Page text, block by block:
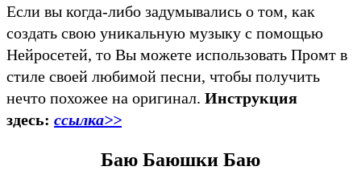
Если вы когда-либо задумывались о том, как
создать свою уникальную музыку с помощью
Нейросетей, то Вы можете использовать Промт в
стиле своей любимой песни, чтобы получить
нечто похожее на оригинал. Инструкция
здесь: ссылка>>
Баю Баюшки Баю